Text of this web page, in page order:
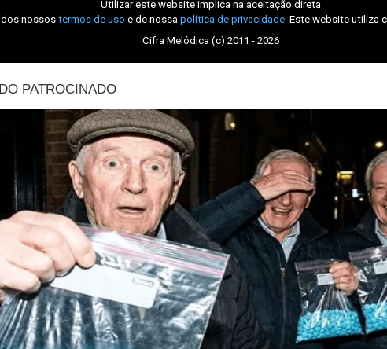
Utilizar este website implica na aceitação direta
dos nossos termos de uso e de nossa política de privacidade . Este website utiliza
Cifra Melódica (c) 2011 - 2026